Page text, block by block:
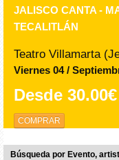
JALISCO CANTA -
TECALITLÁN
Teatro Villamarta
Viernes 04 /
Desde 30.00€
COMPRAR
Búsqueda por Evento,